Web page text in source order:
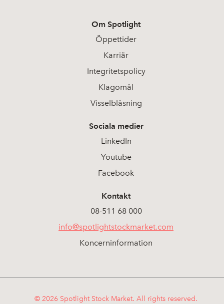
Om Spotlight
Öppettider
Karriär
Integritetspolicy
Klagomål
Visselblåsning
Sociala medier
LinkedIn
Youtube
Facebook
Kontakt
08-511 68 000
info@spotlightstockmarket.com
Koncerninformation
© 2026 Spotlight Stock Market. All rights reserved.